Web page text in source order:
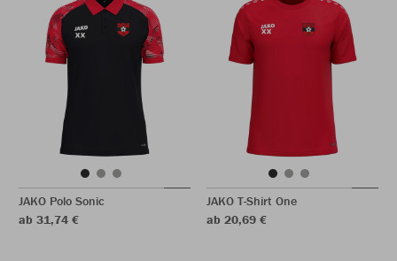
JAKO Polo Sonic
ab 31,74 €
JAKO T-Shirt One
ab 20,69 €